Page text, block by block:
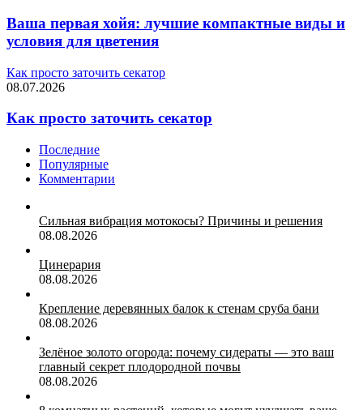
Ваша первая хойя: лучшие компактные виды и
условия для цветения
Как просто заточить секатор
08.07.2026
Как просто заточить секатор
Последние
Популярные
Комментарии
Сильная вибрация мотокосы? Причины и решения
08.08.2026
Цинерария
08.08.2026
Крепление деревянных балок к стенам сруба бани
08.08.2026
Зелёное золото огорода: почему сидераты — это ваш
главный секрет плодородной почвы
08.08.2026